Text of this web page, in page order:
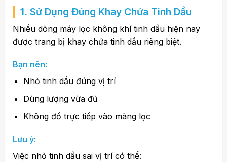
1. Sử Dụng Đúng Khay Chứa Tinh Dầu
Nhiều dòng máy lọc không khí tinh dầu hiện nay
được trang bị khay chứa tinh dầu riêng biệt.
Bạn nên:
Nhỏ tinh dầu đúng vị trí
Dùng lượng vừa đủ
Không đổ trực tiếp vào màng lọc
Lưu ý:
Việc nhỏ tinh dầu sai vị trí có thể: